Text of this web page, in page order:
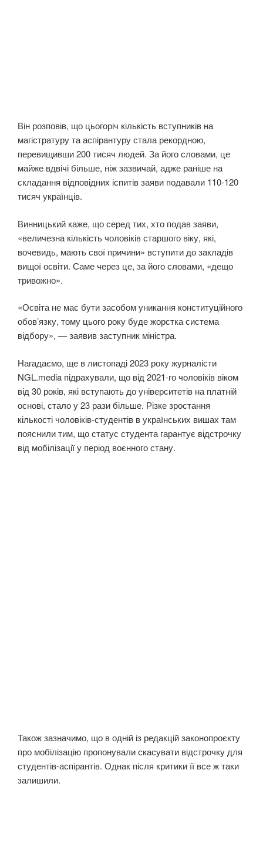
Він розповів, що цьогоріч кількість вступників на
магістратуру та аспірантуру стала рекордною,
перевищивши 200 тисяч людей. За його словами, це
майже вдвічі більше, ніж зазвичай, адже раніше на
складання відповідних іспитів заяви подавали 110-120
тисяч українців.
Винницький каже, що серед тих, хто подав заяви,
«величезна кількість чоловіків старшого віку, які,
вочевидь, мають свої причини» вступити до закладів
вищої освіти. Саме через це, за його словами, «дещо
тривожно».
«Освіта не має бути засобом уникання конституційного
обов’язку, тому цього року буде жорстка система
відбору», — заявив заступник міністра.
Нагадаємо, ще в листопаді 2023 року журналісти
NGL.media підрахували, що від 2021-го чоловіків віком
від 30 років, які вступають до університетів на платній
основі, стало у 23 рази більше. Різке зростання
кількості чоловіків-студентів в українських вишах там
пояснили тим, що статус студента гарантує відстрочку
від мобілізації у період воєнного стану.
Також зазначимо, що в одній із редакцій законопроєкту
про мобілізацію пропонували скасувати відстрочку для
студентів-аспірантів. Однак після критики її все ж таки
залишили.